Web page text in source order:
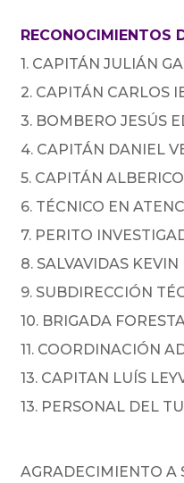
RECONOCIMIENTOS
1. CAPITÁN JULIÁN
2. CAPITÁN CARLOS
3. BOMBERO JESÚS
4. CAPITÁN DANIEL
5. CAPITÁN
6. TÉCNICO EN
7. PERITO
8. SALVAVIDAS
9. SUBDIRECCIÓN
10. BRIGADA
11. COORDINACIÓN
13. CAPITAN LUÍS
13. PERSONAL DEL
AGRADECIMIENTO A